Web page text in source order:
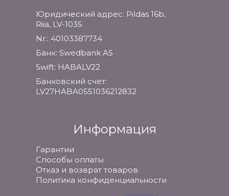
Юридический адрес: Pildas 16b,
Riia, LV-1035
Nr.: 40103387734
Банк: Swedbank AS
Swift: HABALV22
Банковский счет:
LV27HABA0551036212832
Информация
Гарантии
Способы оплаты
Отказ и возврат товаров
Политика конфиденциальности